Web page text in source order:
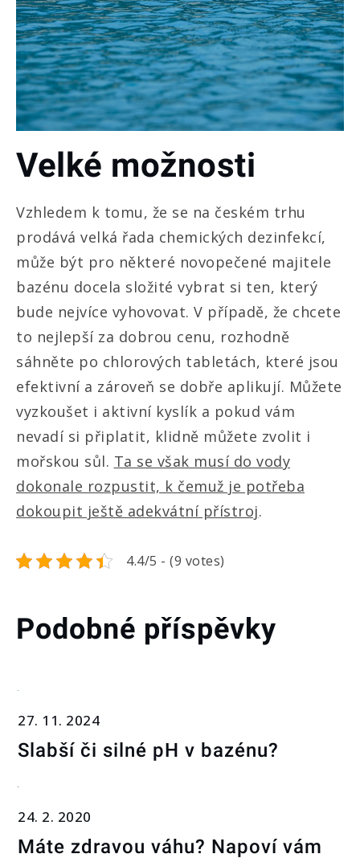
Velké možnosti
Vzhledem k tomu, že se na českém trhu
prodává velká řada chemických dezinfekcí,
může být pro některé novopečené majitele
bazénu docela složité vybrat si ten, který
bude nejvíce vyhovovat. V případě, že chcete
to nejlepší za dobrou cenu, rozhodně
sáhněte po chlorových tabletách, které jsou
efektivní a zároveň se dobře aplikují. Můžete
vyzkoušet i aktivní kyslík a pokud vám
nevadí si připlatit, klidně můžete zvolit i
mořskou sůl. Ta se však musí do vody
dokonale rozpustit, k čemuž je potřeba
dokoupit ještě adekvátní přístroj.
4.4/5 - (9 votes)
Podobné příspěvky
27. 11. 2024
Slabší či silné pH v bazénu?
24. 2. 2020
Máte zdravou váhu? Napoví vám